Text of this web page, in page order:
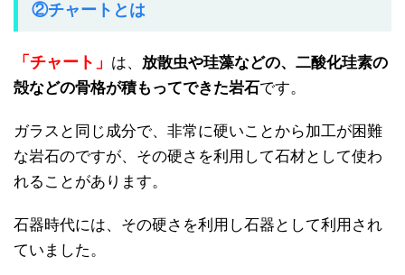
②チャートとは
「チャート」 は、 放散虫や珪藻などの、二酸化珪素の
殻などの骨格が積もってできた岩石です。
ガラスと同じ成分で、非常に硬いことから加工が困難
な岩石のですが、その硬さを利用して石材として使わ
れることがあります。
石器時代には、その硬さを利用し石器として利用され
ていました。